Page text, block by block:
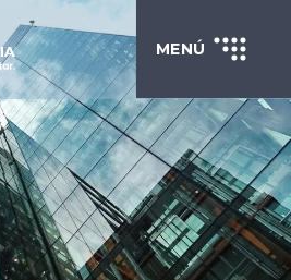
MENÚ